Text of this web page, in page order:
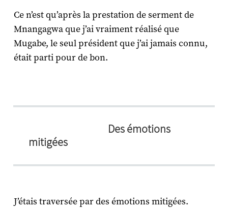
Ce n’est qu’après la prestation de serment de
Mnangagwa que j’ai vraiment réalisé que
Mugabe, le seul président que j’ai jamais connu,
était parti pour de bon.
Des émotions
mitigées
J’étais traversée par des émotions mitigées.